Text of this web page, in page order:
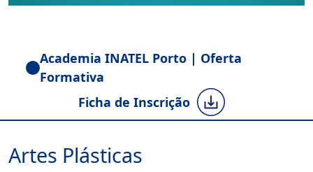
Academia INATEL Porto | Oferta
Formativa
Ficha de Inscrição
Artes Plásticas